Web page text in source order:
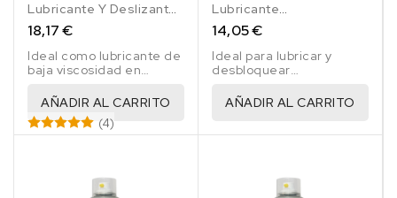
Lubricante Y Deslizante
500 Ml
18,17 €
Ideal como lubricante de
baja viscosidad en
cierres, cadenas de
motos, cables, etc..
AÑADIR AL CARRITO
Lubricante
Desbloqueante
500 Ml
14,05 €
Ideal para lubricar y
desbloquear
tuercas, tornillos, etc...
AÑADIR AL CARRITO
(4)